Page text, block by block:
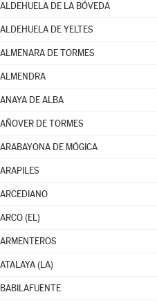
ALDEHUELA DE LA BÓVEDA
ALDEHUELA DE YELTES
ALMENARA DE TORMES
ALMENDRA
ANAYA DE ALBA
AÑOVER DE TORMES
ARABAYONA DE MÓGICA
ARAPILES
ARCEDIANO
ARCO (EL)
ARMENTEROS
ATALAYA (LA)
BABILAFUENTE